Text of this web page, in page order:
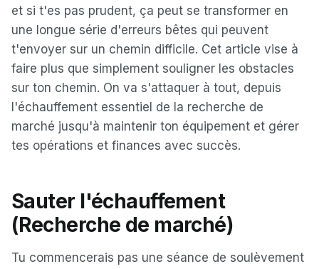
et si t'es pas prudent, ça peut se transformer en
une longue série d'erreurs bêtes qui peuvent
t'envoyer sur un chemin difficile. Cet article vise à
faire plus que simplement souligner les obstacles
sur ton chemin. On va s'attaquer à tout, depuis
l'échauffement essentiel de la recherche de
marché jusqu'à maintenir ton équipement et gérer
tes opérations et finances avec succès.
Sauter l'échauffement
(Recherche de marché)
Tu commencerais pas une séance de soulèvement